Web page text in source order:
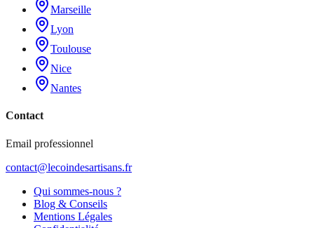
Marseille
Lyon
Toulouse
Nice
Nantes
Contact
Email professionnel
contact@lecoindesartisans.fr
Qui sommes-nous ?
Blog & Conseils
Mentions Légales